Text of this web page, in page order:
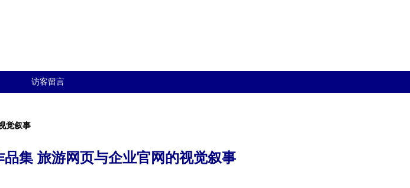
访客留言
觉叙事
集 旅游网页与企业官网的视觉叙事